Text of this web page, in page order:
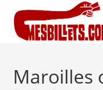
Maroilles